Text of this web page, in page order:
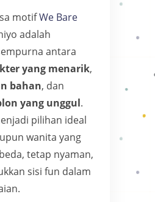
motifWe Bare
adalah
antara
yang menarik,
bahan, dan
yang unggul.
pilihan ideal
wanita yang
tetap nyaman,
sisi fun dalam